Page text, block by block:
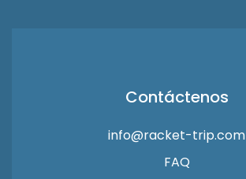
Contáctenos
info@racket-trip.com
FAQ